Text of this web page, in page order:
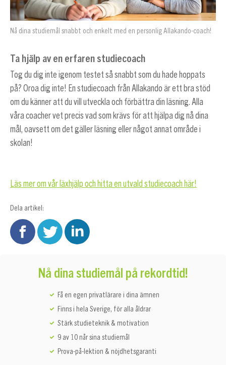
Nå dina studiemål snabbt och enkelt med en personlig Allakando-coach!
Ta hjälp av en erfaren studiecoach
Tog du dig inte igenom testet så snabbt som du hade hoppats
på? Oroa dig inte! En studiecoach från Allakando är ett bra stöd
om du känner att du vill utveckla och förbättra din läsning. Alla
våra coacher vet precis vad som krävs för att hjälpa dig nå dina
mål, oavsett om det gäller läsning eller något annat område i
skolan!
Läs mer om vår läxhjälp och hitta en utvald studiecoach här!
Dela artikel:
Nå dina studiemål på rekordtid!
Få en egen privatlärare i dina ämnen
Finns i hela Sverige, för alla åldrar
Stärk studieteknik & motivation
9 av 10 når sina studiemål
Prova-på-lektion & nöjdhetsgaranti